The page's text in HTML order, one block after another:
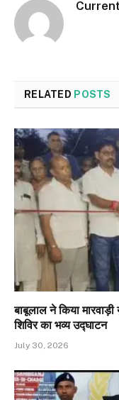
RELATED POSTS
बाबूलाल ने किया
शिविर का भव्य उद्घाटन
July 30, 2026